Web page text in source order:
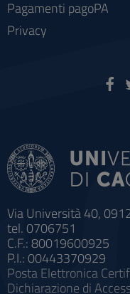
Via Università 40,
tel. 0706751
C.F.: 80019600925
P.I.: 00443370929
Posta Elettronica
Dichiarazione di
Pagamenti pagoPA
Privacy